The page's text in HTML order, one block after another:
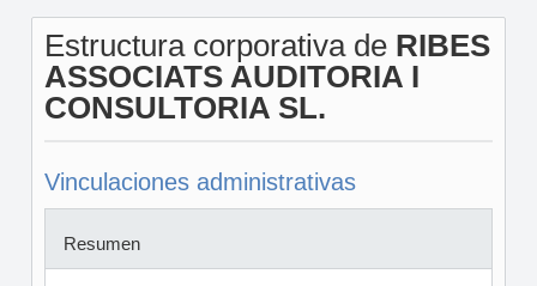
Estructura corporativa de RIBES
ASSOCIATS AUDITORIA I
CONSULTORIA SL.
Vinculaciones administrativas
Resumen